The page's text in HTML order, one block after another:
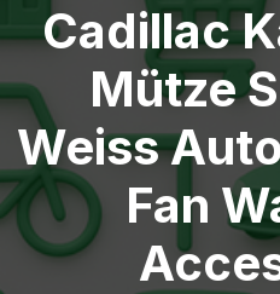
Cadillac
Mütze
Weiss
Fan